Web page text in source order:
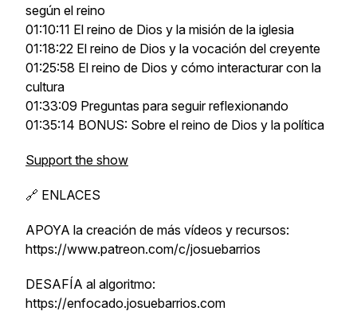
según el reino
01:10:11 El reino de Dios y la misión de la iglesia
01:18:22 El reino de Dios y la vocación del creyente
01:25:58 El reino de Dios y cómo interacturar con la
cultura
01:33:09 Preguntas para seguir reflexionando
01:35:14 BONUS: Sobre el reino de Dios y la política
Support the show
🔗 ENLACES
APOYA la creación de más vídeos y recursos:
https://www.patreon.com/c/josuebarrios
DESAFÍA al algoritmo:
https://enfocado.josuebarrios.com